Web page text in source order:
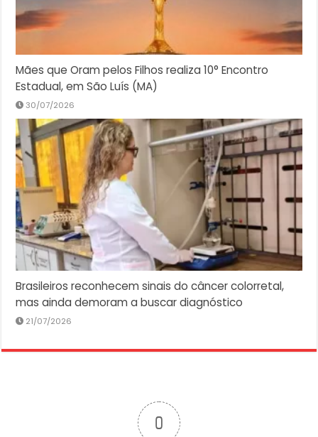
Mães que Oram pelos Filhos realiza 10° Encontro
Estadual, em São Luís (MA)
30/07/2026
Brasileiros reconhecem sinais do câncer colorretal,
mas ainda demoram a buscar diagnóstico
21/07/2026
0